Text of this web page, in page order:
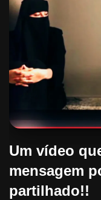
Um vídeo
mensagem
partilhado!!